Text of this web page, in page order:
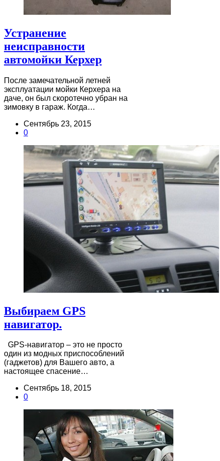
Устранение
неисправности
автомойки Керхер
После замечательной летней
эксплуатации мойки Керхера на
даче, он был скоротечно убран на
зимовку в гараж. Когда…
Сентябрь 23, 2015
0
Выбираем GPS
навигатор.
GPS-навигатор – это не просто
один из модных приспособлений
(гаджетов) для Вашего авто, а
настоящее спасение…
Сентябрь 18, 2015
0